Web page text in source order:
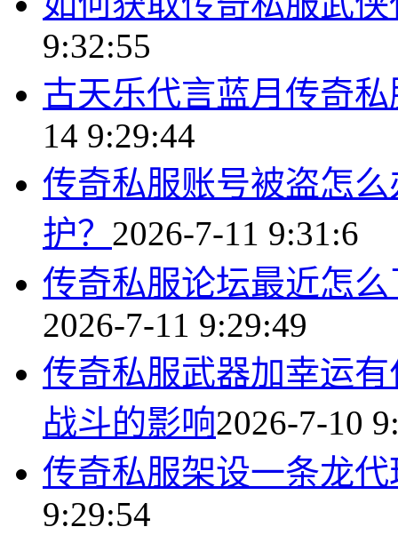
9:32:55
古天乐代言蓝月传奇
14 9:29:44
传奇私服账号被盗怎
护？ 2026-7-11 9:31:6
传奇私服论坛最近怎
2026-7-11 9:29:49
传奇私服武器加幸运
战斗的影响2026-7-10
传奇私服架设一条龙
9:29:54